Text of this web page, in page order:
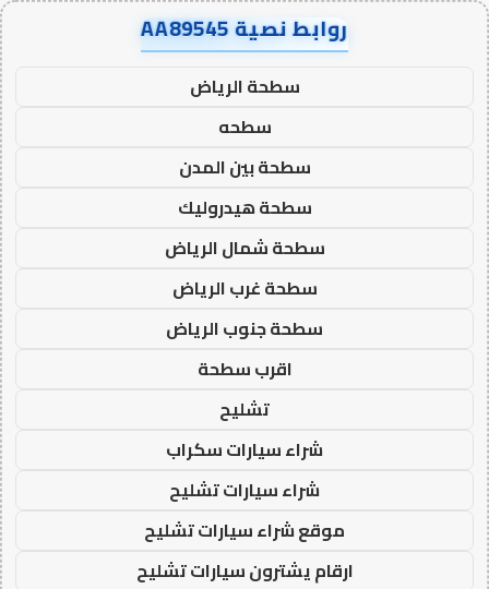
روابط نصية AA89545
سطحة الرياض
سطحه
سطحة بين المدن
سطحة هيدروليك
سطحة شمال الرياض
سطحة غرب الرياض
سطحة جنوب الرياض
اقرب سطحة
تشليح
شراء سيارات سكراب
شراء سيارات تشليح
موقع شراء سيارات تشليح
ارقام يشترون سيارات تشليح